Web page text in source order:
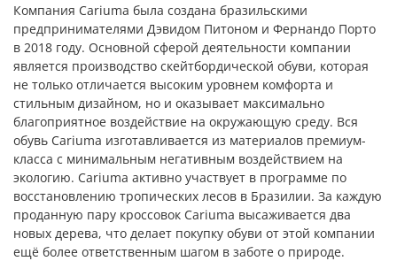
Компания Cariuma была создана бразильскими
предпринимателями Дэвидом Питоном и Фернандо Порто
в 2018 году. Основной сферой деятельности компании
является производство скейтбордической обуви, которая
не только отличается высоким уровнем комфорта и
стильным дизайном, но и оказывает максимально
благоприятное воздействие на окружающую среду. Вся
обувь Cariuma изготавливается из материалов премиум-
класса с минимальным негативным воздействием на
экологию. Cariuma активно участвует в программе по
восстановлению тропических лесов в Бразилии. За каждую
проданную пару кроссовок Cariuma высаживается два
новых дерева, что делает покупку обуви от этой компании
ещё более ответственным шагом в заботе о природе.